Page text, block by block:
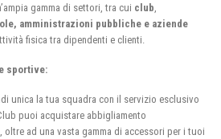
gamma di settori, tra cui club
amministrazioni pubbliche e aziende
fisica tra dipendenti e clienti.
sportive:
unica la tua squadra con il servizio esclusivo
puoi acquistare abbigliamento
ad una vasta gamma di accessori per i tuoi